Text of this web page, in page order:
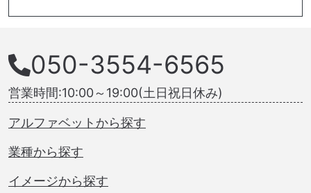
050-3554-6565
営業時間:10:00～19:00(土日祝日休み)
アルファベットから探す
業種から探す
イメージから探す